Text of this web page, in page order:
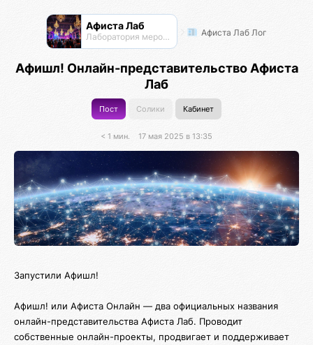
Афиста Лаб
Лаборатория мероприятий Афиста Лаб Лог
Афишл! Онлайн-представительство Афиста
Лаб
Пост Солики Кабинет
< 1 мин. 17 мая 2025 в 13:35
Запустили Афишл!
Афишл! или Афиста Онлайн — два официальных названия
онлайн-представительства Афиста Лаб. Проводит
собственные онлайн-проекты, продвигает и поддерживает